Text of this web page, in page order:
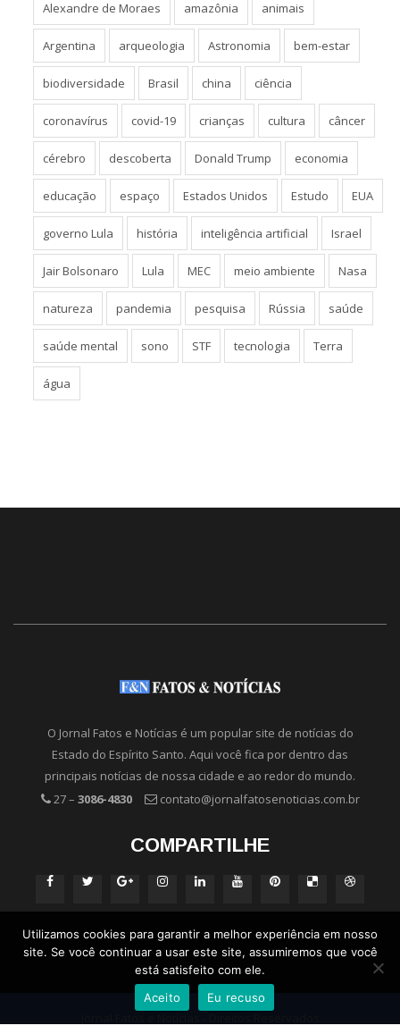
Alexandre de Moraes amazônia animais
Argentina arqueologia Astronomia bem-estar
biodiversidade Brasil china ciência
coronavírus covid-19 crianças cultura câncer
cérebro descoberta Donald Trump economia
educação espaço Estados Unidos Estudo EUA
governo Lula história inteligência artificial Israel
Jair Bolsonaro Lula MEC meio ambiente Nasa
natureza pandemia pesquisa Rússia saúde
saúde mental sono STF tecnologia Terra
água
O Jornal Fatos e Notícias é um popular site de notícias do
Estado do Espírito Santo. Aqui você fica por dentro das
principais notícias de nossa cidade e ao redor do mundo.
27 – 3086-4830 contato@jornalfatosenoticias.com.br
COMPARTILHE
Utilizamos cookies para garantir a melhor experiência em nosso
site. Se você continuar a usar este site, assumiremos que você
está satisfeito com ele.
Aceito
Eu recuso